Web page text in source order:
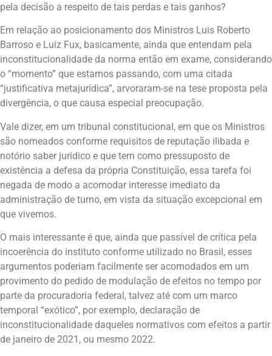
pela decisão a respeito de tais perdas e tais ganhos?
Em relação ao posicionamento dos Ministros Luis Roberto
Barroso e Luiz Fux, basicamente, ainda que entendam pela
inconstitucionalidade da norma então em exame, considerando
o “momento” que estamos passando, com uma citada
“justificativa metajurídica”, arvoraram-se na tese proposta pela
divergência, o que causa especial preocupação.
Vale dizer, em um tribunal constitucional, em que os Ministros
são nomeados conforme requisitos de reputação ilibada e
notório saber jurídico e que tem como pressuposto de
existência a defesa da própria Constituição, essa tarefa foi
negada de modo a acomodar interesse imediato da
administração de turno, em vista da situação excepcional em
que vivemos.
O mais interessante é que, ainda que passível de crítica pela
incoerência do instituto conforme utilizado no Brasil, esses
argumentos poderiam facilmente ser acomodados em um
provimento do pedido de modulação de efeitos no tempo por
parte da procuradoria federal, talvez até com um marco
temporal “exótico”, por exemplo, declaração de
inconstitucionalidade daqueles normativos com efeitos a partir
de janeiro de 2021, ou mesmo 2022.